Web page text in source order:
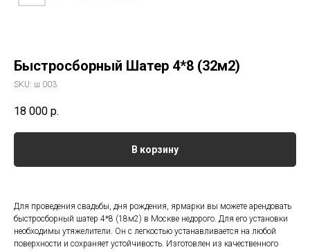
Быстросборный Шатер 4*8 (32м2)
SKU: ш 003
18 000 р.
В корзину
Для проведения свадьбы, дня рождения, ярмарки вы можете арендовать
быстросборный шатер 4*8 (18м2) в Москве недорого. Для его установки
необходимы утяжелители. Он с легкостью устанавливается на любой
поверхности и сохраняет устойчивость. Изготовлен из качественного